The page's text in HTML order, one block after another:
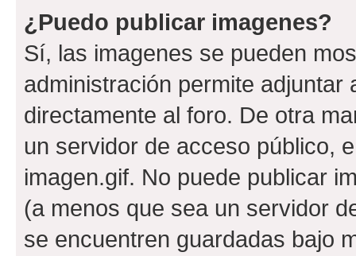
¿Puedo publicar imagenes?
Sí, las imagenes se pueden
administración permite
directamente al foro. De otra
un servidor de acceso público,
imagen.gif. No puede publicar
(a menos que sea un servidor
se encuentren guardadas bajo